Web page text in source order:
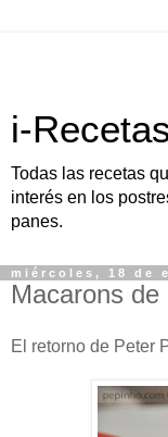
i-
Todas las recetas
interés en los
panes.
miércoles, 18 de
Macarons de
El retorno de Peter